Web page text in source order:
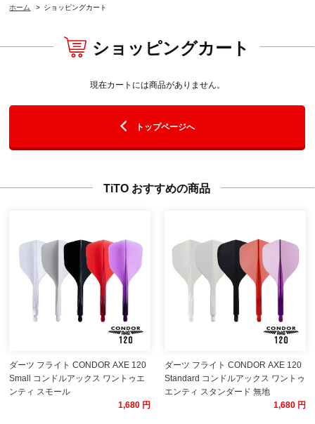
ホーム > ショッピングカート
ショッピングカート
現在カートには商品がありません。
トップページへ
TiTO おすすめの商品
ダーツ フライト CONDOR AXE 120
Small コンドルアックス ワントゥエ
ンティ スモール
1,680 円
ダーツ フライト CONDOR AXE 120
Standard コンドルアックス ワントゥ
エンティ スタンダード 無地
1,680 円